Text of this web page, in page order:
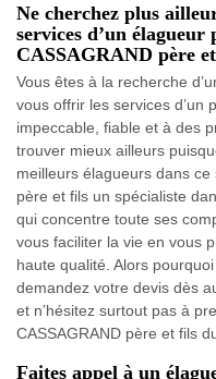
Ne cherchez plus
services d’un
CASSAGRAND père
Vous êtes à la recherche
vous offrir les services d’un
impeccable, fiable et à des
trouver mieux ailleurs
meilleurs élagueurs dans
père et fils un spécialiste
qui concentre toute ses
vous faciliter la vie en vous
haute qualité. Alors
demandez votre devis dès
et n’hésitez surtout pas à
CASSAGRAND père et fils
Faites appel à un